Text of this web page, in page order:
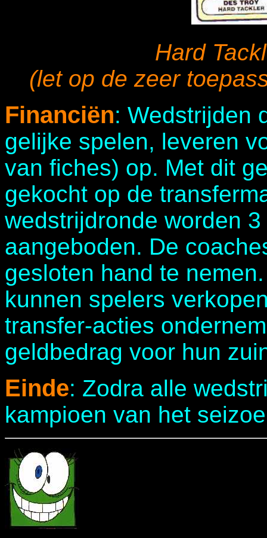
Hard
(let op de zeer
Financiën: Wedstrijden
gelijke spelen, leveren
van fiches) op. Met dit
gekocht op de
wedstrijdronde worden
aangeboden. De
gesloten hand te
kunnen spelers
transfer-acties
geldbedrag voor hun
Einde: Zodra alle
kampioen van het